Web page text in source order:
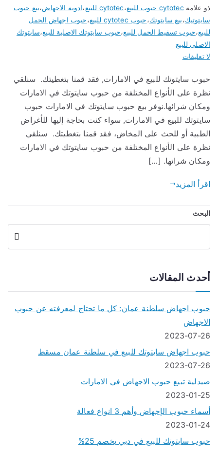
ذو علامة cytotec حبوب للبيع ،cytotec للبيع ،ادوية الاجهاض،بيع حبوب
سايتوتيك،بيع سايتوتك،حبوب cytotec للبيع ،حبوب اجهاض الحمل
للبيع،حبوب تسقيط الحمل للبيع،حبوب سايتوتك الاصلية للبيع،سايتوتك
الاصلي للبيع
لا تعليقات
سايتوتك
للبيع
في
الإمارات
بخصم
25%
حبوب سايتوتك للبيع في الامارات, فقد قمنا بتغطيتك. سنلقي
نظرة على الأنواع المختلفة من حبوب سايتوتك في الامارات
ومكان شرائها.نوفر بيع حبوب سايتوتك في الامارات حبوب
سايتوتك للبيع في الامارات, سواء كنت بحاجة إليها للأغراض
الطبية أو للحث على المخاض، فقد قمنا بتغطيتك. سنلقي
نظرة على الأنواع المختلفة من حبوب سايتوتك في الامارات
ومكان شرائها. […]
اقرأ المزيد
البحث
البحث
أحدث المقالات
حبوب اجهاض سلطنة عمان: كل ما تحتاج لمعرفته عن حبوب
الاجهاض
2023-07-26
حبوب اجهاض سايتوتك للبيع في سلطنة عمان مسقط
2023-07-26
صيدلية تبيع حبوب الاجهاض في الامارات
2023-01-25
أسماء حبوب الإجهاض وأهم 3 انواع فعالة
2023-01-24
حبوب سايتوتك للبيع في دبي بخصم 25%